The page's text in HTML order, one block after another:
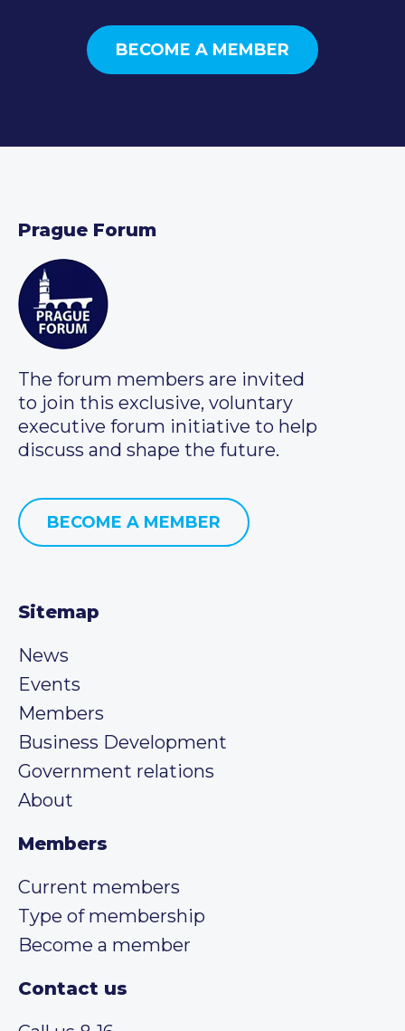
BECOME A MEMBER
Prague Forum
The forum members are invited
to join this exclusive, voluntary
executive forum initiative to help
discuss and shape the future.
BECOME A MEMBER
Sitemap
News
Events
Members
Business Development
Government relations
About
Members
Current members
Type of membership
Become a member
Contact us